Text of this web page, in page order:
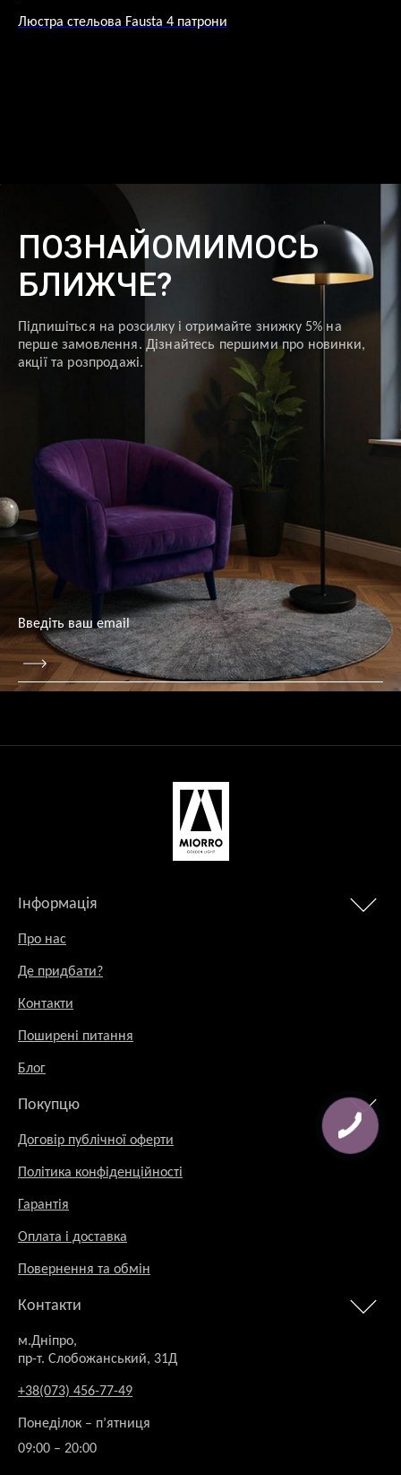
Люстра стельова Fausta 4 патрони
ПОЗНАЙОМИМОСЬ
БЛИЖЧЕ?
Підпишіться на розсилку і отримайте знижку 5% на
перше замовлення. Дізнайтесь першими про новинки,
акції та розпродажі.
Інформація
Про нас
Де придбати?
Контакти
Поширені питання
Блог
Покупцю
Договір публічної оферти
Політика конфіденційності
Гарантія
Оплата і доставка
Повернення та обмін
Контакти
м.Дніпро,
пр-т. Слобожанський, 31Д
+38(073) 456-77-49
Понеділок – п’ятниця
09:00 – 20:00